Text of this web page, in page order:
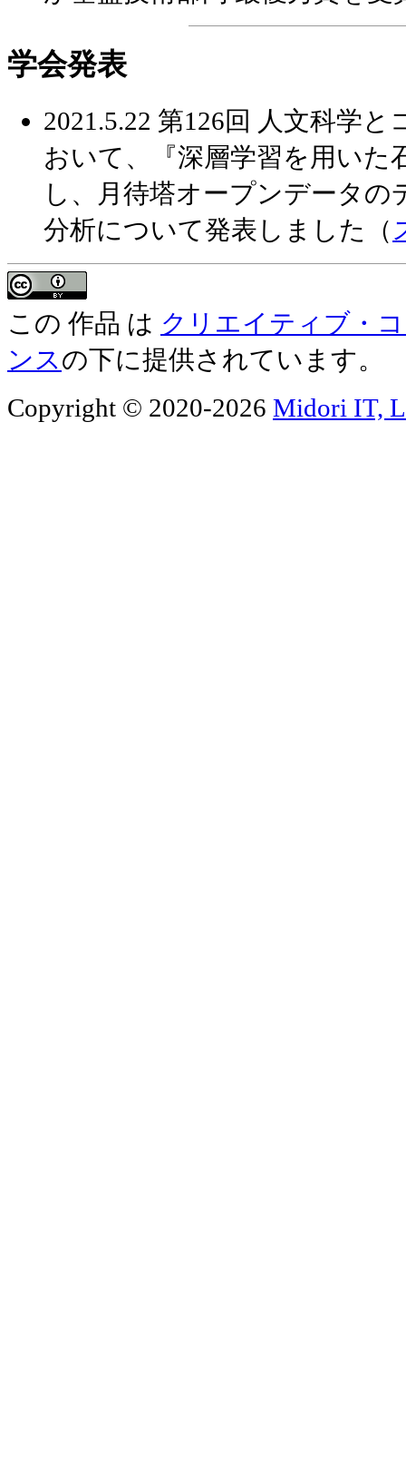
学会発表
2021.5.22 第126回 人文科学
おいて、『深層学習を用いた
し、月待塔オープンデータ
分析について発表しました（
この 作品 は クリエイティブ・
ンスの下に提供されています。
Copyright © 2020-2026 Midori IT,